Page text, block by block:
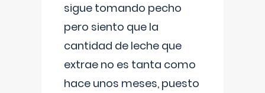
sigue tomando pecho
pero siento que la
cantidad de leche que
extrae no es tanta como
hace unos meses, puesto